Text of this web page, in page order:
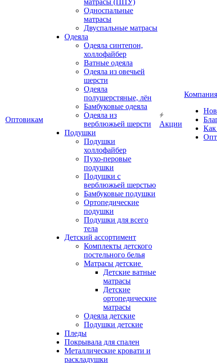
Оптовикам
матрасы (ППУ)
Односпальные
матрасы
Двуспальные матрасы
Одеяла
Одеяла синтепон,
холлофайбер
Ватные одеяла
Одеяла из овечьей
шерсти
Одеяла
полушерстяные, лён
Бамбуковые одеяла
Одеяла из
верблюжьей шерсти
Подушки
Подушки
холлофайбер
Пухо-перовые
подушки
Подушки с
верблюжьей шерстью
Бамбуковые подушки
Ортопедические
подушки
Подушки для всего
тела
Детский ассортимент
Комплекты детского
постельного белья
Матрасы детские
Детские ватные
матрасы
Детские
ортопедические
матрасы
Одеяла детские
Подушки детские
Пледы
Покрывала для спален
Металлические кровати и
раскладушки
Акции
Компания
Как